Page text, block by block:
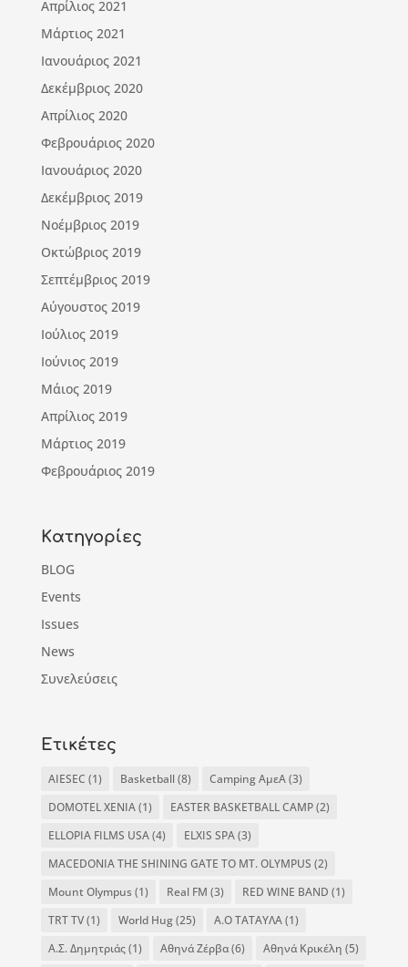
Απρίλιος 2021
Μάρτιος 2021
Ιανουάριος 2021
Δεκέμβριος 2020
Απρίλιος 2020
Φεβρουάριος 2020
Ιανουάριος 2020
Δεκέμβριος 2019
Νοέμβριος 2019
Οκτώβριος 2019
Σεπτέμβριος 2019
Αύγουστος 2019
Ιούλιος 2019
Ιούνιος 2019
Μάιος 2019
Απρίλιος 2019
Μάρτιος 2019
Φεβρουάριος 2019
Kατηγορίες
BLOG
Events
Issues
News
Συνελεύσεις
Ετικέτες
AIESEC (1) Basketball(8) Camping ΑμεΑ(3)
DOMOTEL XENIA(1) EASTER BASKETBALL CAMP(2)
ELLOPIA FILMS USA(4) ELXIS SPA(3)
MACEDONIA THE SHINING GATE TO MT. OLYMPUS (2)
Mount Olympus(1) Real FM (3) RED WINE BAND (1)
TRT TV(1) World Hug(25) Α.Ο ΤΑΤΑΥΛΑ(1)
Α.Σ. Δημητριάς(1) Αθηνά Ζέρβα(6) Αθηνά Κρικέλη (5)